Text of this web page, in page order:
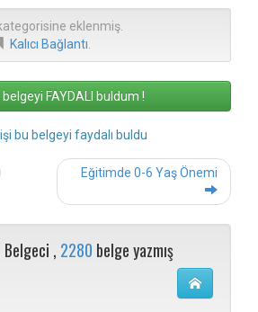
eklenmiş.
Kalıcı Bağlantı
belgeyi FAYDALI buldum !
bu belgeyi faydalı buldu
Post
navigation
Eğitimde 0-6 Yaş Önemi
Belgeci , 2280 belge yazmış